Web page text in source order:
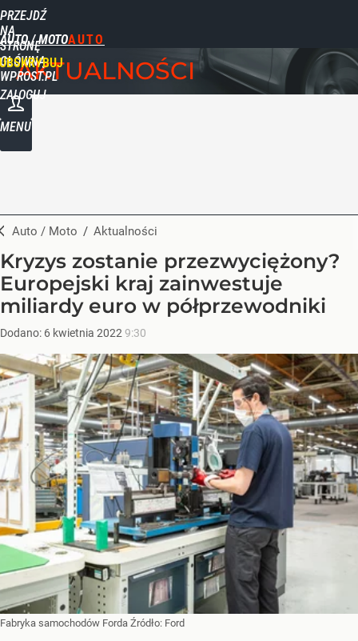
PRZEJDŹ
NA
STRONĘ
GŁÓWNĄ
WPROST.PL
AUTO / MOTO
ZALOGUJ
MENU
AKTUALNOŚCI
Auto / Moto / Aktualności
Kryzys zostanie przezwyciężony?
Europejski kraj zainwestuje
miliardy euro w półprzewodniki
Dodano: 6 kwietnia 2022 9:30
Fabryka samochodów Forda Źródło: Ford